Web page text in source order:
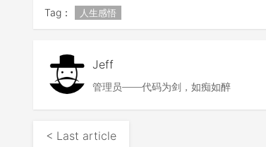
Tag： 人生感悟
Jeff
管理员——代码为剑，如痴如醉
< Last article